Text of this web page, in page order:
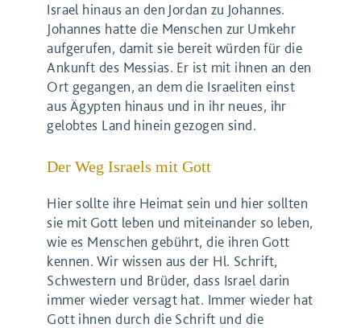
Israel hinaus an den Jordan zu Johannes.
Johannes hatte die Menschen zur Umkehr
aufgerufen, damit sie bereit würden für die
Ankunft des Messias. Er ist mit ihnen an den
Ort gegangen, an dem die Israeliten einst
aus Ägypten hinaus und in ihr neues, ihr
gelobtes Land hinein gezogen sind.
Der Weg Israels mit Gott
Hier sollte ihre Heimat sein und hier sollten
sie mit Gott leben und miteinander so leben,
wie es Menschen gebührt, die ihren Gott
kennen. Wir wissen aus der Hl. Schrift,
Schwestern und Brüder, dass Israel darin
immer wieder versagt hat. Immer wieder hat
Gott ihnen durch die Schrift und die